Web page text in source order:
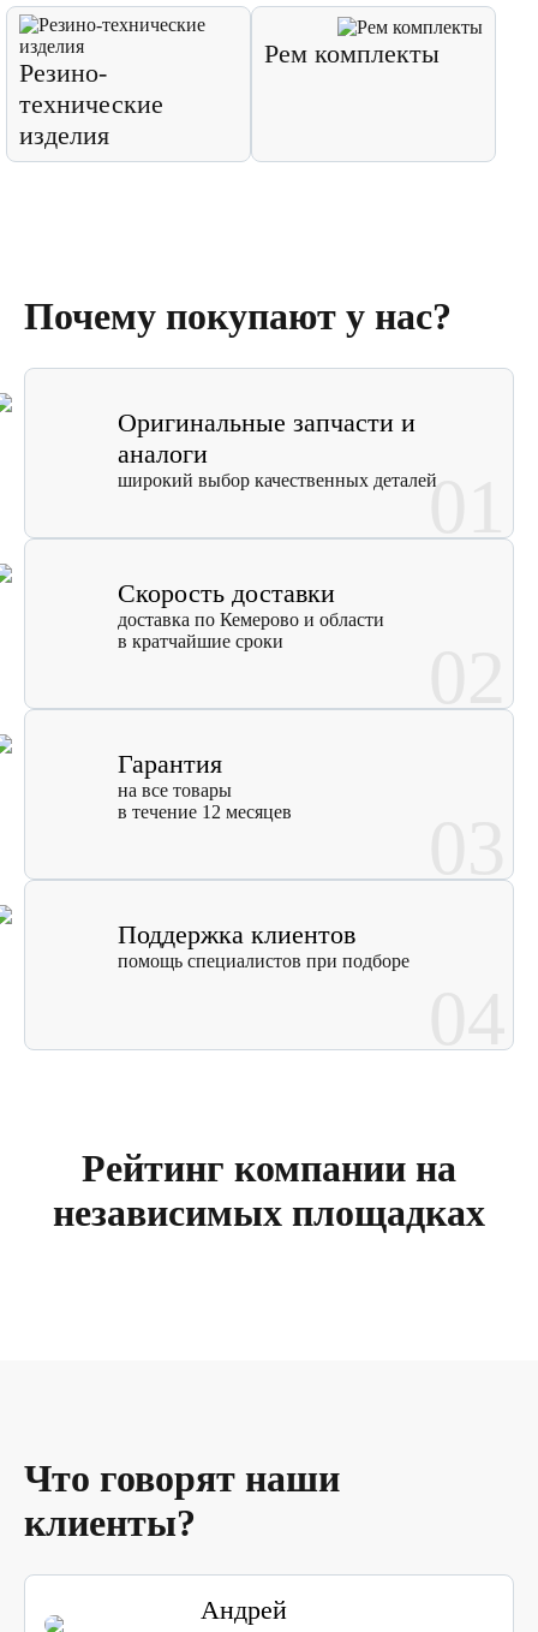
Резино-
технические
изделия
Рем комплекты
Почему покупают у нас?
Оригинальные запчасти и
аналоги
широкий выбор качественных деталей01
Скорость доставки
доставка по Кемерово и области
в кратчайшие сроки
Гарантия
на все товары
в течение 12 месяцев
Поддержка клиентов
помощь специалистов при подборе
Рейтинг компании на
независимых площадках
Что говорят наши
клиенты?
Андрей